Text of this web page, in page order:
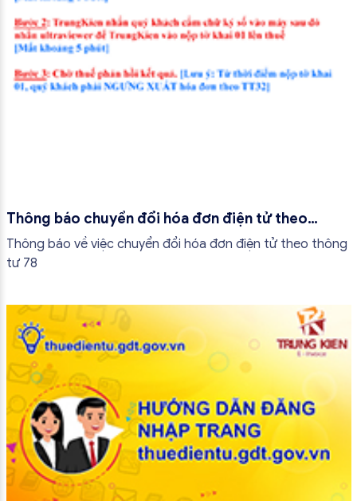
Thông báo chuyển đổi hóa đơn điện tử theo
thông tư 78
Thông báo về việc chuyển đổi hóa đơn điện tử theo thông
tư 78